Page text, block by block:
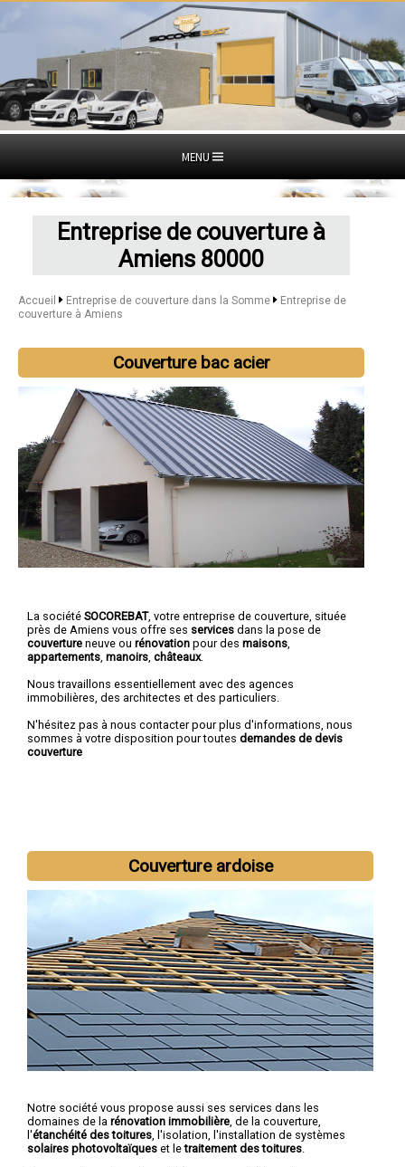
MENU
Entreprise de couverture à
Amiens 80000
Accueil Entreprise de couverture dans la Somme
Entreprise de
couverture à Amiens
Couverture bac acier
La société SOCOREBAT, votre entreprise de couverture , située
près de Amiens vous offre ses services dans la pose de
couverture neuve ou rénovation pour des maisons
appartements manoirs châteaux.
Nous travaillons essentiellement avec des agences
immobilières, des architectes et des particuliers.
N'hésitez pas à nous contacter pour plus d'informations, nous
sommes à votre disposition pour toutes demandes de devis
couverture
Nous intervenons aussi dans les villes suivantes :Amiens,
Péronne,Corbie,Doullens,Roye
Longueau,Ham
Couverture ardoise
Notre société vous propose aussi ses services dans les
domaines de la rénovation immobilière , de la couverture,
l'étanchéité des toitures , l'isolation, l'installation de systèmes
solaires photovoltaïques et letraitement des toitures